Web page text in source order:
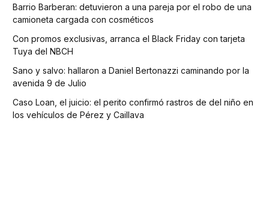
Barrio Barberan: detuvieron a una pareja por el robo de una
camioneta cargada con cosméticos
Con promos exclusivas, arranca el Black Friday con tarjeta
Tuya del NBCH
Sano y salvo: hallaron a Daniel Bertonazzi caminando por la
avenida 9 de Julio
Caso Loan, el juicio: el perito confirmó rastros de del niño en
los vehículos de Pérez y Caillava